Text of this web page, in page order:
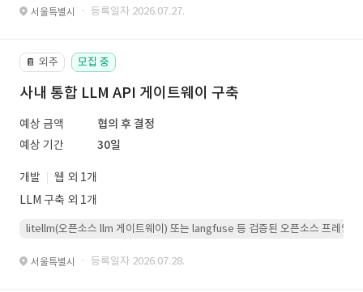
서울특별시 · 등록일자 2026.07.27.
📔 외주 모집 중
사내 통합 LLM API 게이트웨이 구축
예상 금액
협의 후 결정
예상 기간
30일
개발
웹 외 1개
LLM 구축 외 1개
litellm(오픈소스 llm 게이트웨이) 또는 langfuse 등 검증된 오픈소스 프레임워
서울특별시 · 등록일자 2026.07.28.